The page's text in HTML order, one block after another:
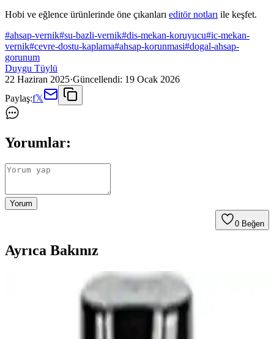
Hobi ve eğlence ürünlerinde öne çıkanları editör notları ile keşfet.
#ahsap-vernik#su-bazli-vernik#dis-mekan-koruyucu#ic-mekan-
vernik#cevre-dostu-kaplama#ahsap-korunmasi#dogal-ahsap-
gorunum
Duygu Tüylü
22 Haziran 2025·Güncellendi: 19 Ocak 2026
Paylaş:f𝕏
Yorumlar:
Yorum
0 Beğen
Ayrıca Bakınız
Cadence Su Bazlı Akrilik Mat Vernik 250 ml:
Özellikler, Uygulama ve Kullanıcı Yorumları
Cadence Su Bazlı Akrilik Mat Vernik 250 ml, çevre dostu su bazlı